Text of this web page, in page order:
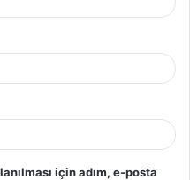
için adım, e-posta